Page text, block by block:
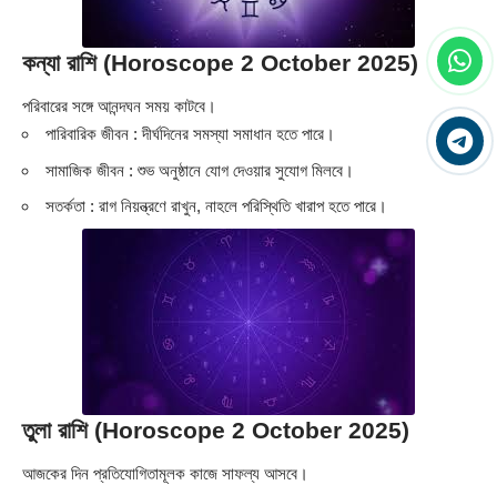
কন্যা রাশি (Horoscope 2 October 2025)
পরিবারের সঙ্গে আনন্দঘন সময় কাটবে।
পারিবারিক জীবন : দীর্ঘদিনের সমস্যা সমাধান হতে পারে।
সামাজিক জীবন : শুভ অনুষ্ঠানে যোগ দেওয়ার সুযোগ মিলবে।
সতর্কতা : রাগ নিয়ন্ত্রণে রাখুন, নাহলে পরিস্থিতি খারাপ হতে পারে।
তুলা রাশি (Horoscope 2 October 2025)
আজকের দিন প্রতিযোগিতামূলক কাজে সাফল্য আসবে।